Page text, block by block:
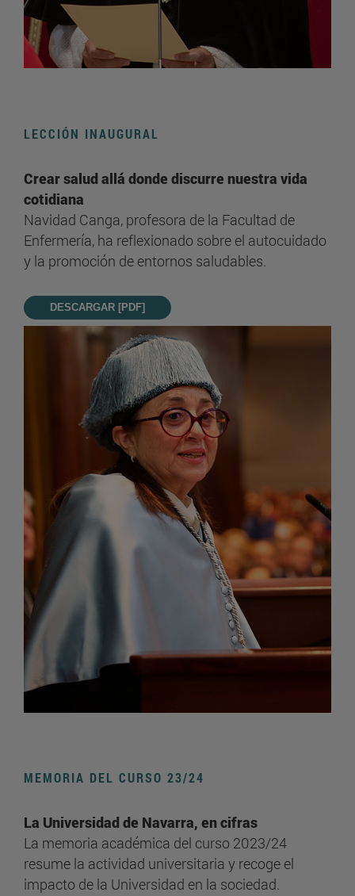
LECCIÓN INAUGURAL
Crear salud allá donde discurre nuestra vida
cotidiana
Navidad Canga, profesora de la Facultad de
Enfermería, ha reflexionado sobre el autocuidado
y la promoción de entornos saludables.
DESCARGAR [PDF]
MEMORIA DEL CURSO 23/24
La Universidad de Navarra, en cifras
La memoria académica del curso 2023/24
resume la actividad universitaria y recoge el
impacto de la Universidad en la sociedad.